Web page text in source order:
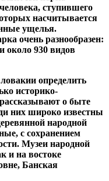
ступившего
насчитывается
ущелья.
очень разнообразен:
около 930 видов
определить
историко-
о быте
них широко известны
народной
с сохранением
Музеи народной
и на востоке
Банская